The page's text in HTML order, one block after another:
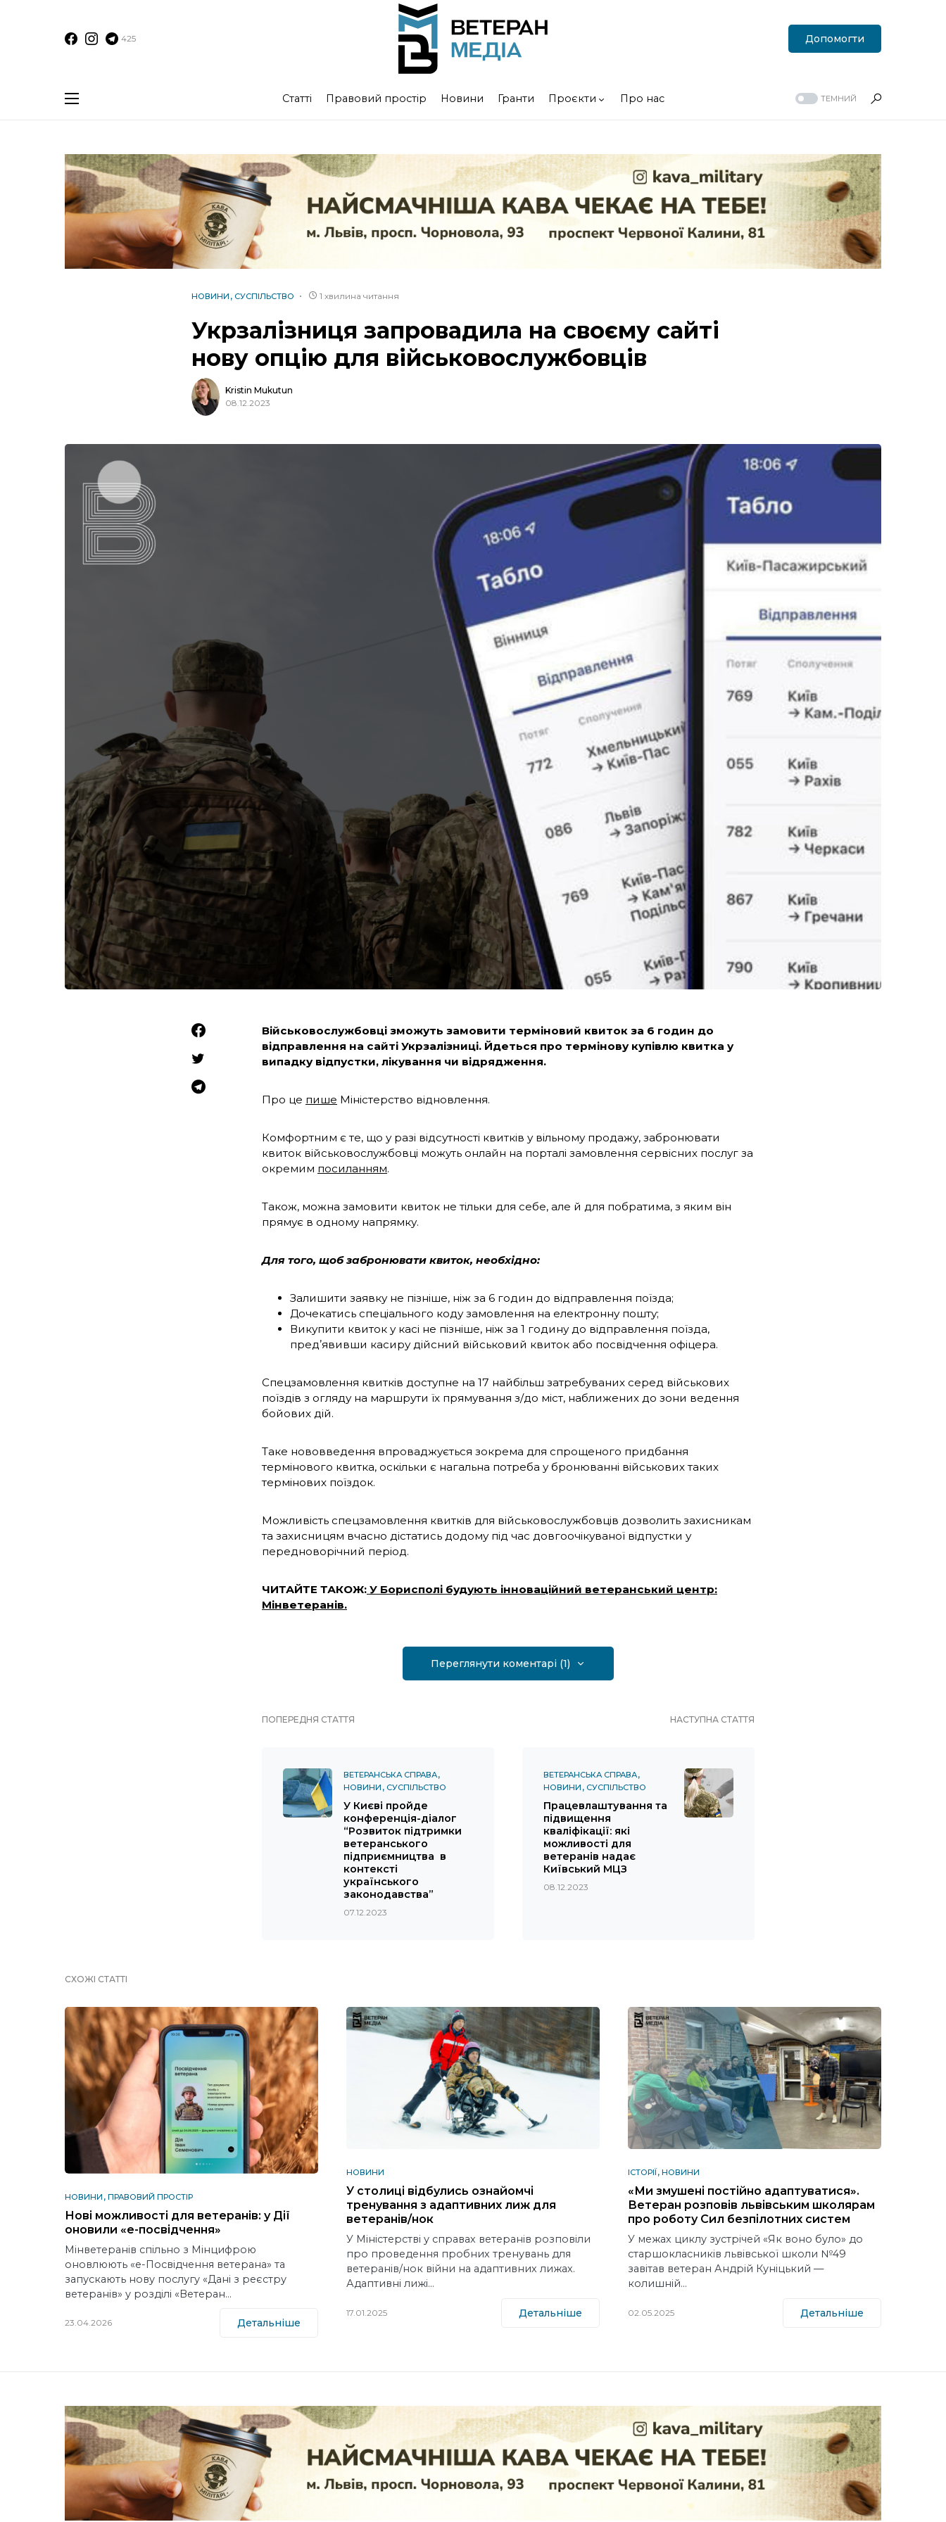
425 Допомогти
Статті Правовий простір Новини Гранти Проєкти Про нас ТЕМНИЙ
НОВИНИ СУСПІЛЬСТВО 1 хвилина читання
Укрзалізниця запровадила на своєму сайті
нову опцію для військовослужбовців
Kristin Mukutun
08.12.2023
Військовослужбовці зможуть замовити терміновий квиток за 6 годин до
відправлення на сайті Укрзалізниці. Йдеться про термінову купівлю квитка у
випадку відпустки, лікування чи відрядження.
Про це пише Міністерство відновлення.
Комфортним є те, що у разі відсутності квитків у вільному продажу, забронювати
квиток військовослужбовці можуть онлайн на порталі замовлення сервісних послуг за
окремим посиланням.
Також, можна замовити квиток не тільки для себе, але й для побратима, з яким він
прямує в одному напрямку.
Для того, щоб забронювати квиток, необхідно:
Залишити заявку не пізніше, ніж за 6 годин до відправлення поїзда;
Дочекатись спеціального коду замовлення на електронну пошту;
Викупити квиток у касі не пізніше, ніж за 1 годину до відправлення поїзда,
предʼявивши касиру дійсний військовий квиток або посвідчення офіцера.
Спецзамовлення квитків доступне на 17 найбільш затребуваних серед військових
поїздів з огляду на маршрути їх прямування з/до міст, наближених до зони ведення
бойових дій.
Таке нововведення впроваджується зокрема для спрощеного придбання
термінового квитка, оскільки є нагальна потреба у бронюванні військових таких
термінових поїздок.
Можливість спецзамовлення квитків для військовослужбовців дозволить захисникам
та захисницям вчасно дістатись додому під час довгоочікуваної відпустки у
передноворічний період.
ЧИТАЙТЕ ТАКОЖ: У Борисполі будують інноваційний ветеранський центр:
Мінветеранів.
Переглянути коментарі (1)
ПОПЕРЕДНЯ СТАТТЯ
ВЕТЕРАНСЬКА СПРАВА
НОВИНИ
СУСПІЛЬСТВО
У Києві пройде
конференція-діалог
“Розвиток підтримки
ветеранського
підприємництва в
контексті
українського
законодавства”
07.12.2023
НАСТУПНА СТАТТЯ
ВЕТЕРАНСЬКА СПРАВА
НОВИНИ
СУСПІЛЬСТВО
Працевлаштування та
підвищення
кваліфікації: які
можливості для
ветеранів надає
Київський МЦЗ
08.12.2023
СХОЖІ СТАТТІ
НОВИНИ ПРАВОВИЙ ПРОСТІР
Нові можливості для ветеранів: у Дії
оновили «е-посвідчення»
Мінветеранів спільно з Мінцифрою
оновлюють «е-Посвідчення ветерана» та
запускають нову послугу «Дані з реєстру
ветеранів» у розділі «Ветеран…
23.04.2026 Детальніше
НОВИНИ
У столиці відбулись ознайомчі
тренування з адаптивних лиж для
ветеранів/нок
У Міністерстві у справах ветеранів розповіли
про проведення пробних тренувань для
ветеранів/нок війни на адаптивних лижах.
Адаптивні лижі…
17.01.2025 Детальніше
ІСТОРІЇ НОВИНИ
«Ми змушені постійно адаптуватися».
Ветеран розповів львівським школярам
про роботу Сил безпілотних систем
У межах циклу зустрічей «Як воно було» до
старшокласників львівської школи №49
завітав ветеран Андрій Куніцький —
колишній…
02.05.2025 Детальніше